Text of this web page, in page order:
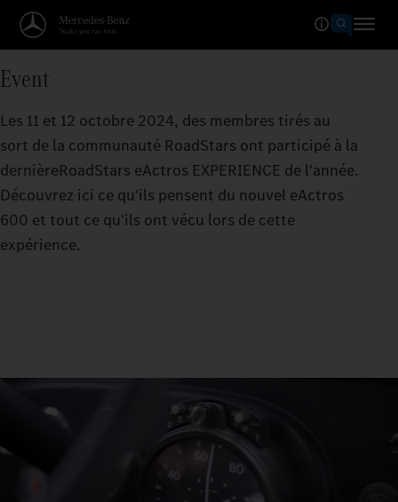
Event
Les 11 et 12 octobre 2024, des membres tirés au
sort de la communauté RoadStars ont participé à la
dernièreRoadStars eActros EXPERIENCE de l'année.
Découvrez ici ce qu'ils pensent du nouvel eActros
600 et tout ce qu'ils ont vécu lors de cette
expérience.